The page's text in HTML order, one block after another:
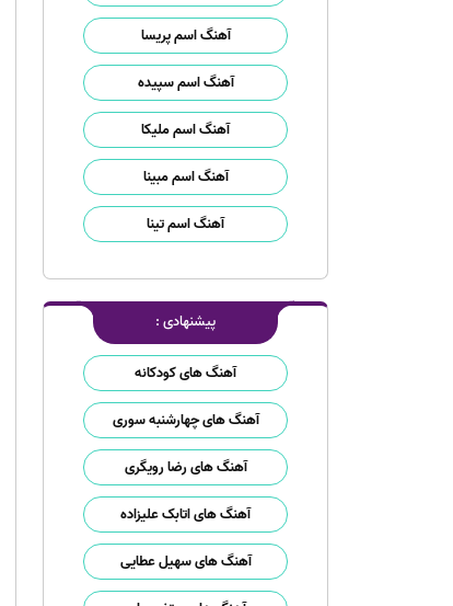
آهنگ اسم پریسا
آهنگ اسم سپیده
آهنگ اسم ملیکا
آهنگ اسم مبینا
آهنگ اسم تینا
پیشنهادی :
آهنگ های کودکانه
آهنگ های چهارشنبه سوری
آهنگ های رضا رویگری
آهنگ های اتابک علیزاده
آهنگ های سهیل عطایی